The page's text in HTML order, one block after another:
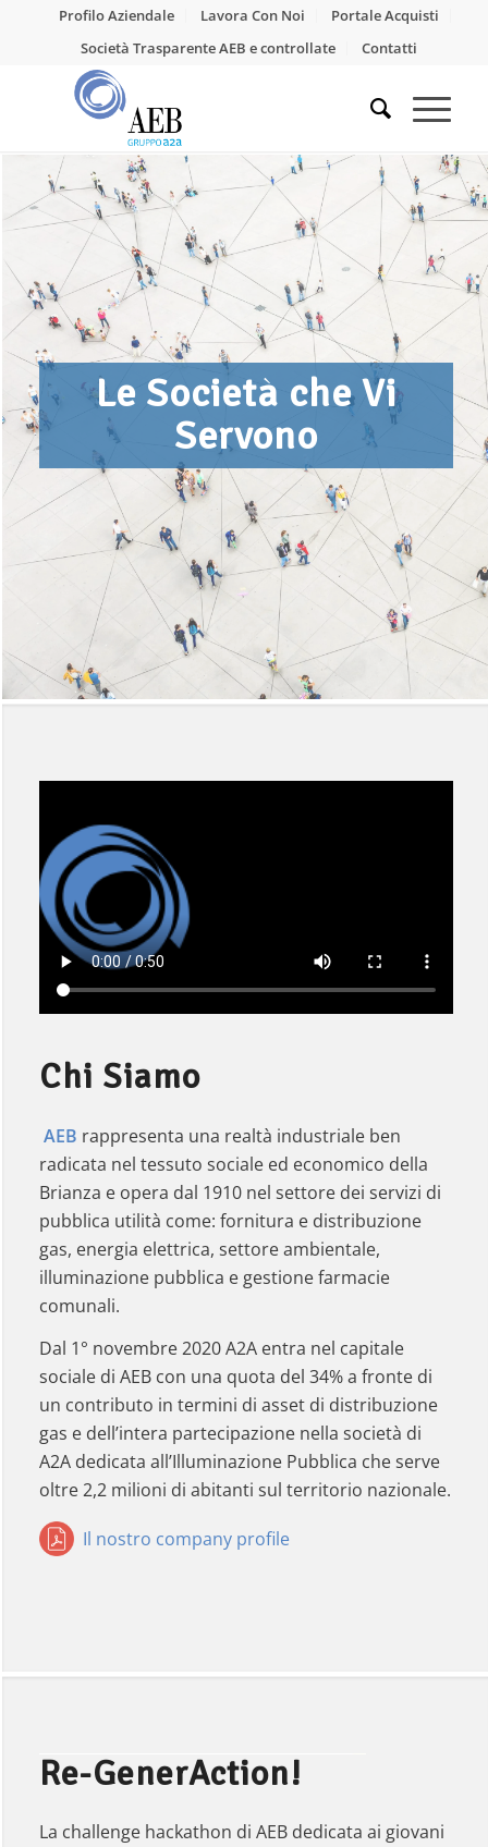
Profilo Aziendale Lavora Con Noi
Portale Acquisti
Società Trasparente AEB e controllate
Contatti
Le Società che Vi
Servono
Chi Siamo
AEB rappresenta una realtà industriale ben
radicata nel tessuto sociale ed economico della
Brianza e opera dal 1910 nel settore dei servizi di
pubblica utilità come: fornitura e distribuzione
gas, energia elettrica, settore ambientale,
illuminazione pubblica e gestione farmacie
comunali.
Dal 1° novembre 2020 A2A entra nel capitale
sociale di AEB con una quota del 34% a fronte di
un contributo in termini di asset di distribuzione
gas e dell’intera partecipazione nella società di
A2A dedicata all’Illuminazione Pubblica che serve
oltre 2,2 milioni di abitanti sul territorio nazionale.
Il nostro company profile
Re-GenerAction!
La challenge hackathon di AEB dedicata ai giovani